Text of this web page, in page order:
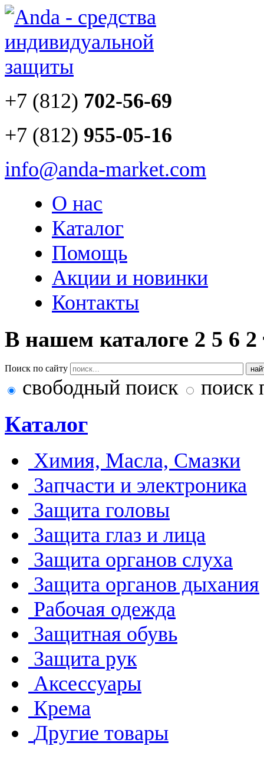
+7 (812) 702-56-69
+7 (812) 955-05-16
info@anda-market.com
О нас
Каталог
Помощь
Акции и новинки
Контакты
В нашем каталоге 2 5 6 2
Поиск по сайту
свободный поиск поиск
Каталог
Химия, Масла, Смазки
Запчасти и электроника
Защита головы
Защита глаз и лица
Защита органов слуха
Защита органов дыхания
Рабочая одежда
Защитная обувь
Защита рук
Аксессуары
Крема
Другие товары